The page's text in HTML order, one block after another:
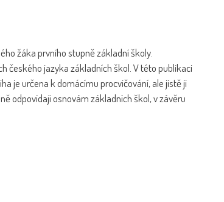
žáka prvního stupně základní školy.
českého jazyka základních škol. V této publikaci
je určena k domácímu procvičování, ale jistě ji
odpovídají osnovám základních škol, v závěru